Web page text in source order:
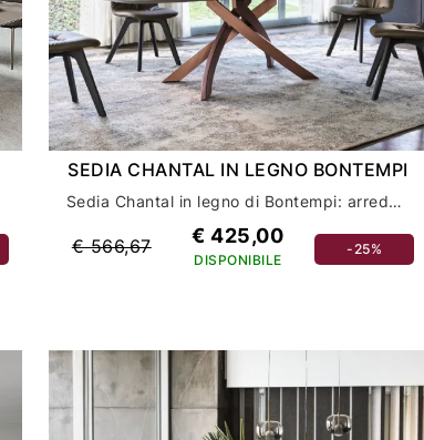
SEDIA CHANTAL IN LEGNO BONTEMPI
Sedia Chantal in legno di Bontempi: arredamento casa di lusso e comfort
€ 566,67 € 425,00
DISPONIBILE
-25%